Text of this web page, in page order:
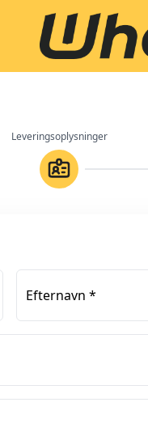
Leveringsoplysninger
Efternavn *